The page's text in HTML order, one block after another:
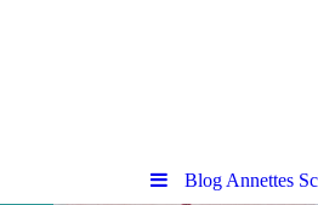
Blog Annettes